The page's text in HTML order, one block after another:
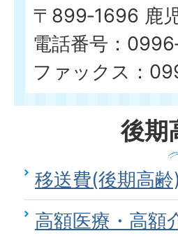
〒899‐1696 鹿
電話番号：
ファックス：
後期
移送費(後期高齢)
高額医療・高額